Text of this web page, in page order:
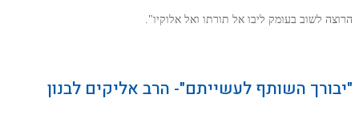
הרוצה לשוב בעומק ליבו אל תורתו ואל אלוקיו".
"יבורך השותף לעשייתם"- הרב אליקים לבנון